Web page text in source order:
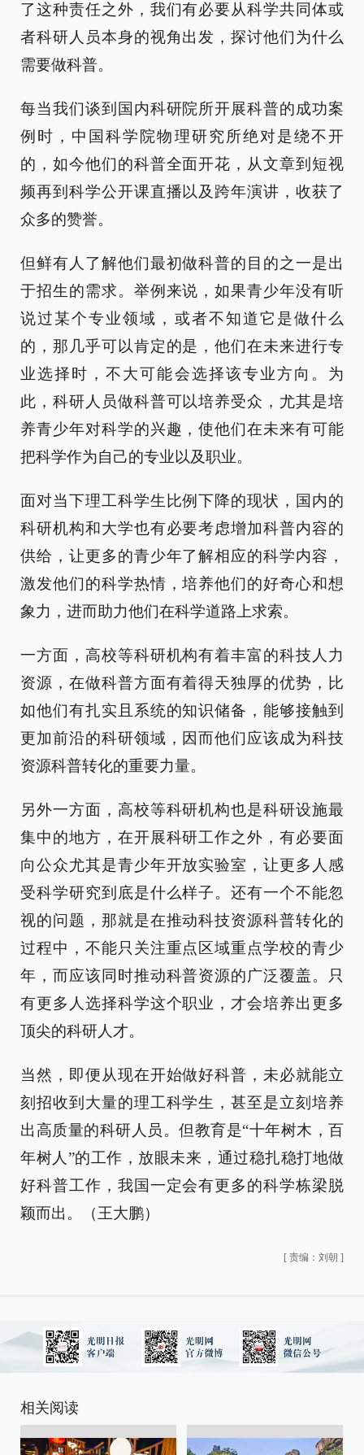
了这种责任之外，我们有必要从科学共同体或
者科研人员本身的视角出发，探讨他们为什么
需要做科普。
每当我们谈到国内科研院所开展科普的成功案
例时，中国科学院物理研究所绝对是绕不开
的，如今他们的科普全面开花，从文章到短视
频再到科学公开课直播以及跨年演讲，收获了
众多的赞誉。
但鲜有人了解他们最初做科普的目的之一是出
于招生的需求。举例来说，如果青少年没有听
说过某个专业领域，或者不知道它是做什么
的，那几乎可以肯定的是，他们在未来进行专
业选择时，不大可能会选择该专业方向。为
此，科研人员做科普可以培养受众，尤其是培
养青少年对科学的兴趣，使他们在未来有可能
把科学作为自己的专业以及职业。
面对当下理工科学生比例下降的现状，国内的
科研机构和大学也有必要考虑增加科普内容的
供给，让更多的青少年了解相应的科学内容，
激发他们的科学热情，培养他们的好奇心和想
象力，进而助力他们在科学道路上求索。
一方面，高校等科研机构有着丰富的科技人力
资源，在做科普方面有着得天独厚的优势，比
如他们有扎实且系统的知识储备，能够接触到
更加前沿的科研领域，因而他们应该成为科技
资源科普转化的重要力量。
另外一方面，高校等科研机构也是科研设施最
集中的地方，在开展科研工作之外，有必要面
向公众尤其是青少年开放实验室，让更多人感
受科学研究到底是什么样子。还有一个不能忽
视的问题，那就是在推动科技资源科普转化的
过程中，不能只关注重点区域重点学校的青少
年，而应该同时推动科普资源的广泛覆盖。只
有更多人选择科学这个职业，才会培养出更多
顶尖的科研人才。
当然，即便从现在开始做好科普，未必就能立
刻招收到大量的理工科学生，甚至是立刻培养
出高质量的科研人员。但教育是“十年树木，百
年树人”的工作，放眼未来，通过稳扎稳打地做
好科普工作，我国一定会有更多的科学栋梁脱
颖而出。（王大鹏）
[ 责编：刘朝 ]
相关阅读